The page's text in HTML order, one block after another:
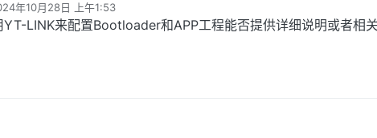
年10月28日 上午1:53
编辑
YT-LINK来配置Bootloader和APP工程能否提供详细说明或者相